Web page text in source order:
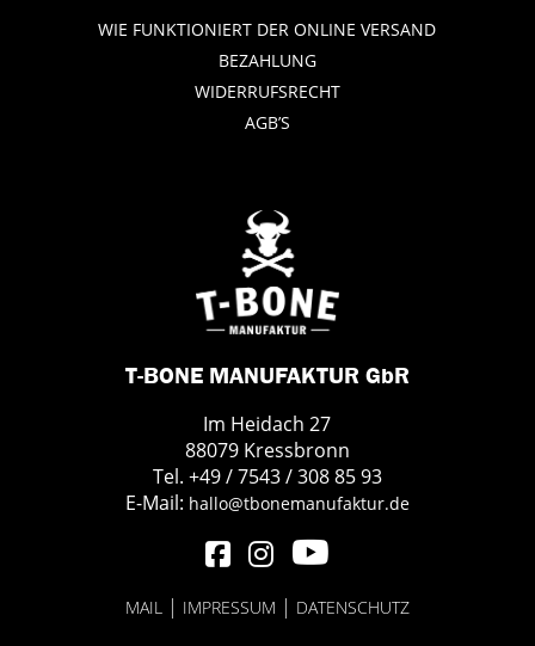
WIE FUNKTIONIERT DER ONLINE VERSAND
BEZAHLUNG
WIDERRUFSRECHT
AGB’S
T-BONE MANUFAKTUR GbR
Im Heidach 27
88079 Kressbronn
Tel. +49 / 7543 / 308 85 93
E-Mail: hallo@tbonemanufaktur.de
MAIL| IMPRESSUM | DATENSCHUTZ